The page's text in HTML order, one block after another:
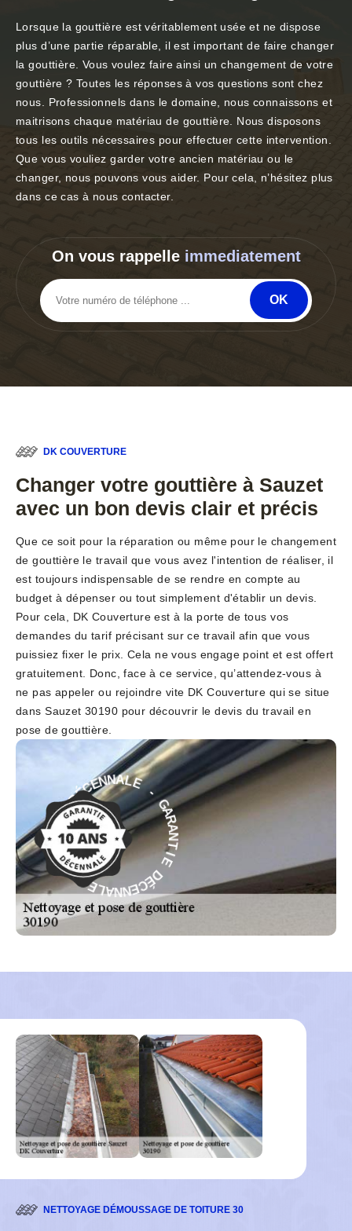
Lorsque la gouttière est véritablement usée et ne dispose
plus d’une partie réparable, il est important de faire changer
la gouttière. Vous voulez faire ainsi un changement de votre
gouttière ? Toutes les réponses à vos questions sont chez
nous. Professionnels dans le domaine, nous connaissons et
maitrisons chaque matériau de gouttière. Nous disposons
tous les outils nécessaires pour effectuer cette intervention.
Que vous vouliez garder votre ancien matériau ou le
changer, nous pouvons vous aider. Pour cela, n’hésitez plus
dans ce cas à nous contacter.
On vous rappelle immediatement
DK COUVERTURE
Changer votre gouttière à Sauzet
avec un bon devis clair et précis
Que ce soit pour la réparation ou même pour le changement
de gouttière le travail que vous avez l'intention de réaliser, il
est toujours indispensable de se rendre en compte au
budget à dépenser ou tout simplement d'établir un devis.
Pour cela, DK Couverture est à la porte de tous vos
demandes du tarif précisant sur ce travail afin que vous
puissiez fixer le prix. Cela ne vous engage point et est offert
gratuitement. Donc, face à ce service, qu’attendez-vous à
ne pas appeler ou rejoindre vite DK Couverture qui se situe
dans Sauzet 30190 pour découvrir le devis du travail en
pose de gouttière.
G
A
R
A
N
T
I
E
D
É
C
E
N
NALE - GAR
A
N
T
I
E
D
É
C
E
N
N
A
L
E
-
NETTOYAGE DÉMOUSSAGE DE TOITURE 30